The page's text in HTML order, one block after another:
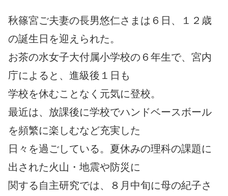
秋篠宮ご夫妻の長男悠仁さまは６日、１２歳
の誕生日を迎えられた。
お茶の水女子大付属小学校の６年生で、宮内
庁によると、進級後１日も
学校を休むことなく元気に登校。
最近は、放課後に学校でハンドベースボール
を頻繁に楽しむなど充実した
日々を過ごしている。夏休みの理科の課題に
出された火山・地震や防災に
関する自主研究では、８月中旬に母の紀子さ